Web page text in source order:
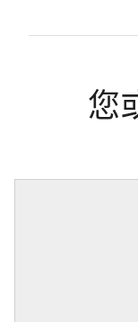
您